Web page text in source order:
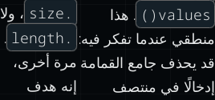
values()
. هذا
منطقي عندما تفكر فيه:
قد يحذف جامع القمامة
إدخالًا في منتصف
.size ، ولا
.length
.
مرة أخرى،
إنه هدف